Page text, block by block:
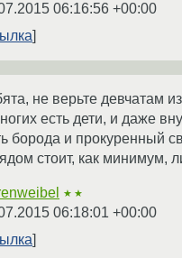
06:16:56 +00:00
не верьте девчатам
есть дети, и даже
борода и прокуренный
стоит, как минимум,
★★
06:18:01 +00:00